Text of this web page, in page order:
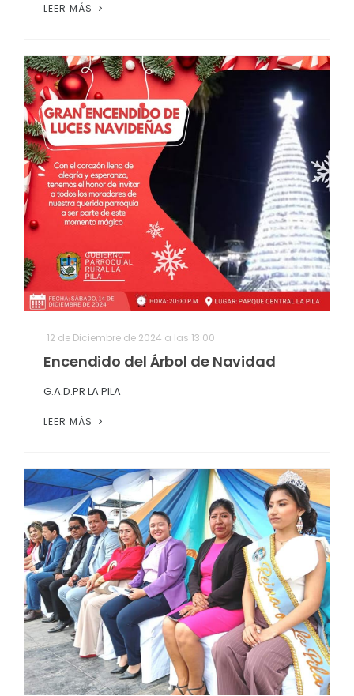
LEER MÁS
12 de Diciembre de 2024 a las 13:00
Encendido del Árbol de Navidad
G.A.D.PR LA PILA
LEER MÁS